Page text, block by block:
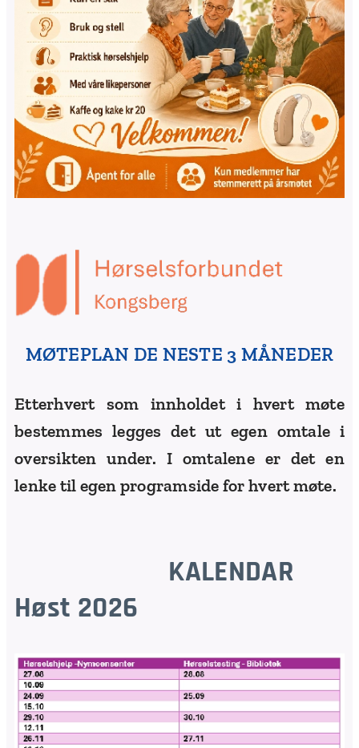
MØTEPLAN DE NESTE 3 MÅNEDER
Etterhvert som innholdet i hvert møte
bestemmes legges det ut egen omtale i
oversikten under. I omtalene er det en
lenke til egen programside for hvert møte.
KALENDAR
Høst 2026